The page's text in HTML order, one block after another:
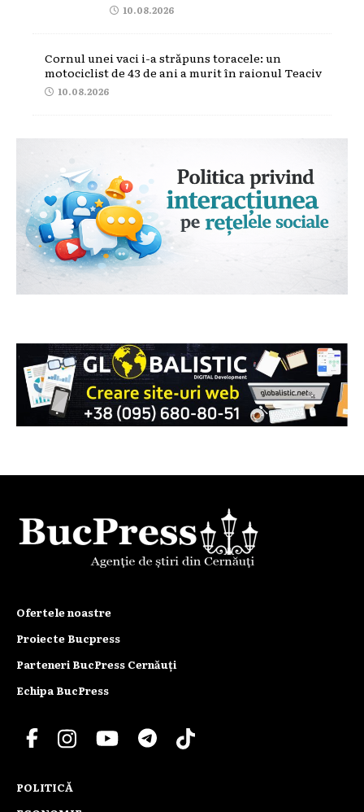
10.08.2026
Cornul unei vaci i-a străpuns toracele: un
motociclist de 43 de ani a murit în raionul Teaciv
10.08.2026
Ofertele noastre
Proiecte Bucpress
Parteneri BucPress Cernăuți
Echipa BucPress
POLITICĂ